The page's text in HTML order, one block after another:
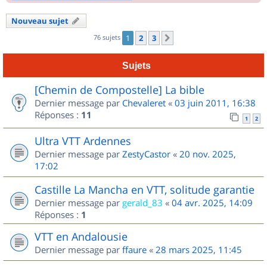
Nouveau sujet
76 sujets 1 2 3
Sujets
[Chemin de Compostelle] La bible
Dernier message par Chevaleret « 03 juin 2011, 16:38
Réponses : 11 1 2
Ultra VTT Ardennes
Dernier message par ZestyCastor « 20 nov. 2025,
17:02
Castille La Mancha en VTT, solitude garantie
Dernier message par gerald_83 « 04 avr. 2025, 14:09
Réponses : 1
VTT en Andalousie
Dernier message par ffaure « 28 mars 2025, 11:45